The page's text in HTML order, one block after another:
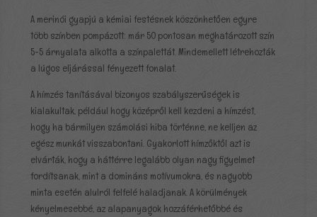
A merinói gyapjú a kémiai festésnek köszönhetően egyre
több színben pompázott: már 50 pontosan meghatározott szín
5-5 árnyalata alkotta a színpalettát. Mindemellett létrehozták
a lúgos eljárással fényezett fonalat.
A hímzés tanításával bizonyos szabályszerűségek is
kialakultak, például hogy középről kell kezdeni a hímzést,
hogy ha bármilyen számolási hiba történne, ne kelljen az
egész munkát visszabontani. Gyakorlott hímzőktől azt is
elvárták, hogy a háttérre legalább olyan nagy figyelmet
fordítsanak, mint a domináns motívumokra, és nagyobb
minta esetén alulról felfelé haladjanak. A körülmények
kényelmesebbé, az alapanyagok hozzáférhetőbbé és